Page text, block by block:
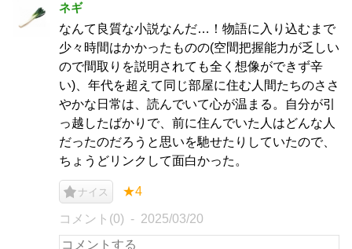
ネギ
なんて良質な小説なんだ…！物語に入り込むまで
少々時間はかかったものの(空間把握能力が乏しい
ので間取りを説明されても全く想像ができず辛
い)、年代を超えて同じ部屋に住む人間たちのささ
やかな日常は、読んでいて心が温まる。自分が引
っ越したばかりで、前に住んでいた人はどんな人
だったのだろうと思いを馳せたりしていたので、
ちょうどリンクして面白かった。
ナイス ★4
コメント(0) 2025/03/20